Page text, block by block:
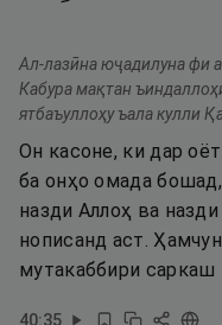
Ал-лазӣна юҷадилуна фи
Кабура мақтан
ятбаъуллоҳу ъала кулли
Он касоне, ки дар
ба онҳо омада
назди Аллоҳ ва
нописанд аст.
мутакаббири
40:35